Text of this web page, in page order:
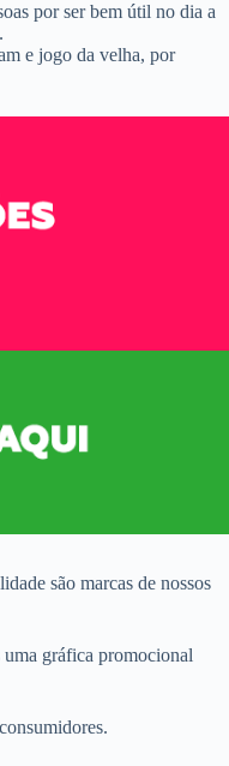
por ser bem útil no dia a
e jogo da velha, por
são marcas de nossos
uma gráfica promocional